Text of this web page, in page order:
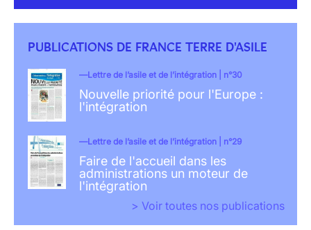
PUBLICATIONS DE FRANCE TERRE D'ASILE
Lettre de l’asile et de l’intégration | n°30
Nouvelle priorité pour l'Europe :
l'intégration
Lettre de l’asile et de l’intégration | n°29
Faire de l'accueil dans les
administrations un moteur de
l'intégration
> Voir toutes nos publications